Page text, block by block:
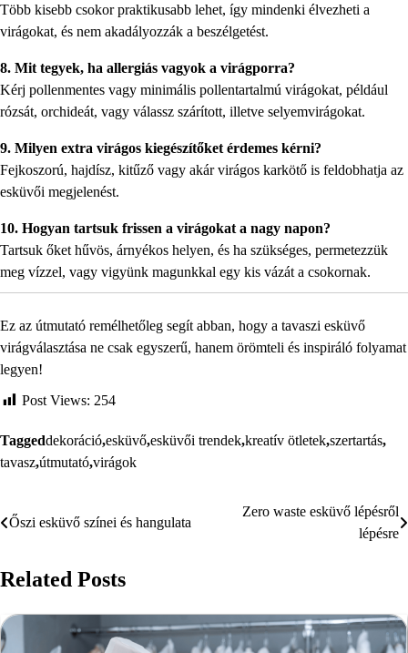
Több kisebb csokor praktikusabb lehet, így mindenki élvezheti a
virágokat, és nem akadályozzák a beszélgetést.
8. Mit tegyek, ha allergiás vagyok a virágporra?
Kérj pollenmentes vagy minimális pollentartalmú virágokat, például
rózsát, orchideát, vagy válassz szárított, illetve selyemvirágokat.
9. Milyen extra virágos kiegészítőket érdemes kérni?
Fejkoszorú, hajdísz, kitűző vagy akár virágos karkötő is feldobhatja az
esküvői megjelenést.
10. Hogyan tartsuk frissen a virágokat a nagy napon?
Tartsuk őket hűvös, árnyékos helyen, és ha szükséges, permetezzük
meg vízzel, vagy vigyünk magunkkal egy kis vázát a csokornak.
Ez az útmutató remélhetőleg segít abban, hogy a tavaszi esküvő
virágválasztása ne csak egyszerű, hanem örömteli és inspiráló folyamat
legyen!
Post Views: 254
Taggeddekoráció,esküvő,esküvői trendek,kreatív ötletek,szertartás,
tavasz,útmutató,virágok
Bejegyzés
Őszi esküvő színei és hangulata
Zero waste esküvő lépésről
lépésre
Related Posts